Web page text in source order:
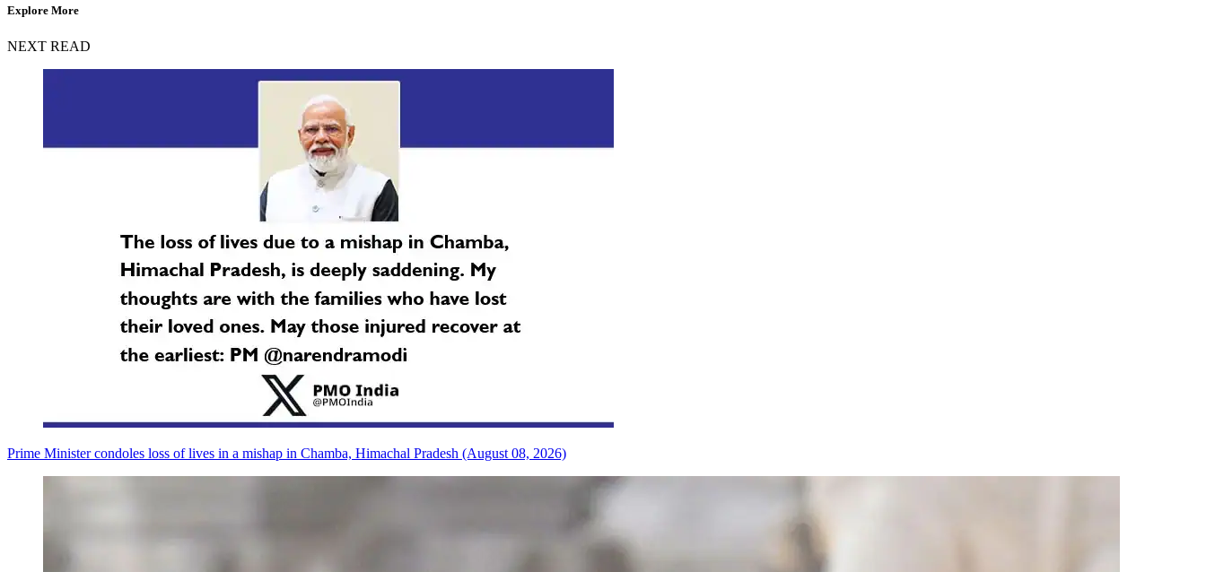
Explore More
NEXT READ
Prime Minister condoles loss of lives in a mishap in Chamba, Himachal Pradesh (August 08, 2026)